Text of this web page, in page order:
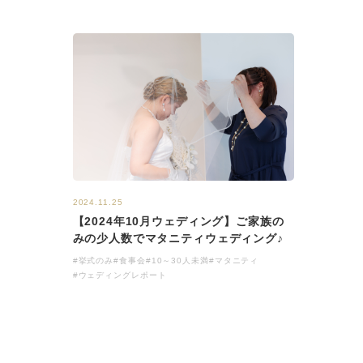
2024.11.25
【2024年10月ウェディング】ご家族の
みの少人数でマタニティウェディング♪
#挙式のみ#食事会#10～30人未満 #マタニティ
#ウェディングレポート